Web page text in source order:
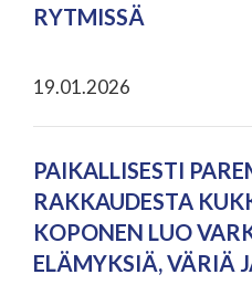
RYTMISSÄ
19.01.2026
PAIKALLISESTI
RAKKAUDESTA
KOPONEN LUO
ELÄMYKSIÄ, VÄRIÄ